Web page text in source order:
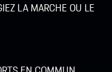
LA MARCHE OU LE